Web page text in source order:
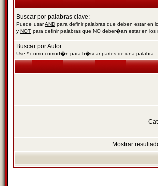
Buscar por palabras clave:
Puede usarAND para definir palabras que deben estar en
y NOT para definir palabras que NO deber�an estar en
Buscar por Autor:
Use * como comod�n para b�scar partes de una palabra
Mostrar